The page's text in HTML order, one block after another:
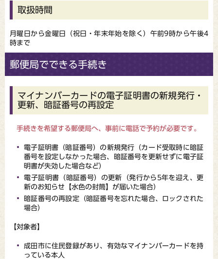
取扱時間
月曜日から金曜日（祝日・年末年始を除く）午前9時から午後4
時まで
郵便局でできる手続き
マイナンバーカードの電子証明書の新規発行・
更新、暗証番号の再設定
手続きを希望する郵便局へ、事前に電話で予約が必要です。
電子証明書（暗証番号）の新規発行（カード受取時に暗証
番号を設定しなかった場合、暗証番号を更新せずに電子証
明書が失効した場合など）
電子証明書（暗証番号）の更新（発行から5年を迎え、更
新のお知らせ【水色の封筒】が届いた場合）
暗証番号の再設定（暗証番号を忘れた場合、ロックされた
場合）
【対象者】
成田市に住民登録があり、有効なマイナンバーカードを持
っている本人